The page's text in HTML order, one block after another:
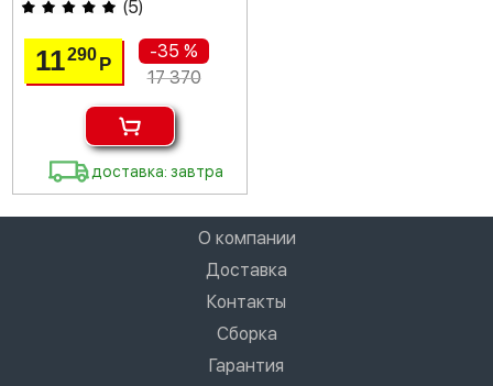
(5)
11290Р
-35 %
17 370
доставка: завтра
О компании
Доставка
Контакты
Сборка
Гарантия